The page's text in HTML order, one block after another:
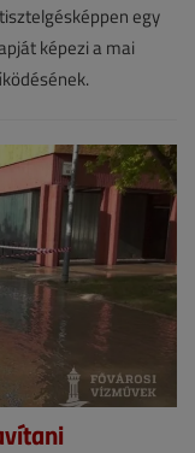
egy
képezi a mai